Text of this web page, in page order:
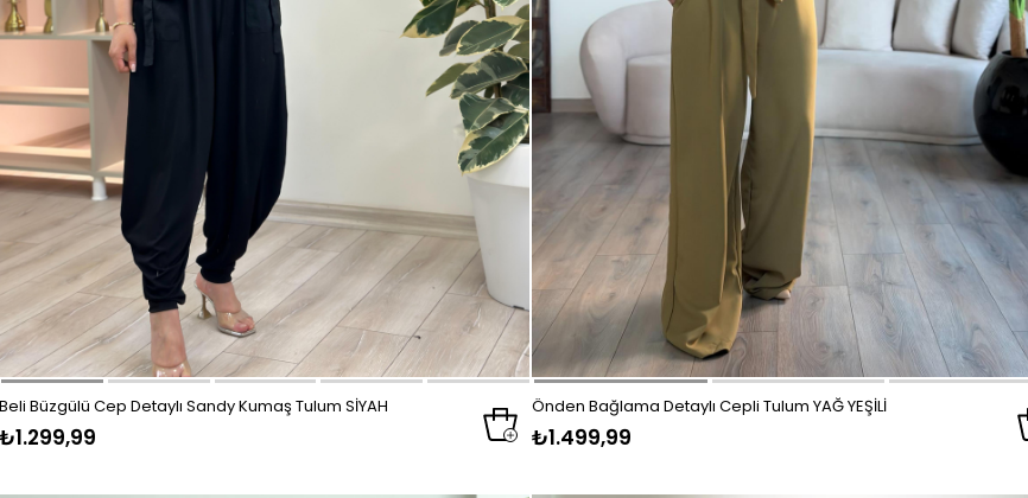
Beli Büzgülü Cep Detaylı Sandy Kumaş Tulum SİYAH
₺1.299,99
Önden Bağlama Detaylı Cepli Tulum YAĞ YEŞİLİ
₺1.499,99